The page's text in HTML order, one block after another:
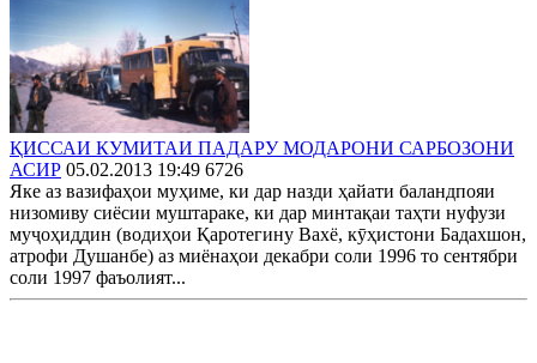
ҚИССАИ КУМИТАИ ПАДАРУ МОДАРОНИ САРБОЗОНИ
АСИР 05.02.2013 19:49 6726
Яке аз вазифаҳои муҳиме, ки дар назди ҳайати баландпояи
низомиву сиёсии муштараке, ки дар минтақаи таҳти нуфузи
муҷоҳиддин (водиҳои Қаротегину Вахё, кӯҳистони Бадахшон,
атрофи Душанбе) аз миёнаҳои декабри соли 1996 то сентябри
соли 1997 фаъолият...